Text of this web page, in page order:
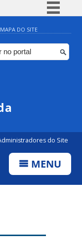
Simplifique!
BR
Participe
Canais
MAPA DO SITE
do Site
MENU